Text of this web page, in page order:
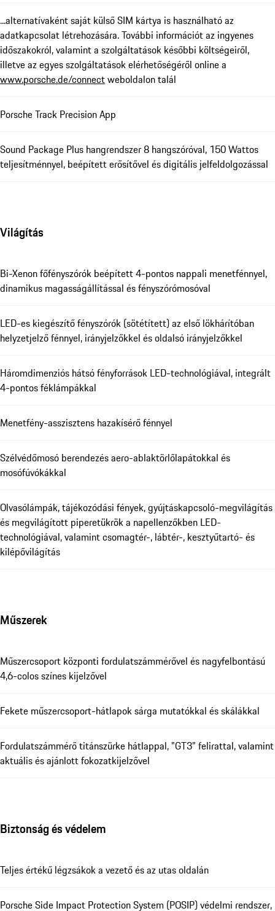
...alternatívaként saját külső SIM kártya is használható az
adatkapcsolat létrehozására. További információt az ingyenes
időszakokról, valamint a szolgáltatások későbbi költségeiről,
illetve az egyes szolgáltatások elérhetőségéről online a
www.porsche.de/connectweboldalon talál
Porsche Track Precision App
Sound Package Plus hangrendszer 8 hangszóróval, 150 Wattos
teljesítménnyel, beépített erősítővel és digitális jelfeldolgozással
Világítás
Bi-Xenon főfényszórók beépített 4-pontos nappali menetfénnyel,
dinamikus magasságállítással és fényszórómosóval
LED-es kiegészítő fényszórók (sötétített) az első lökhárítóban
helyzetjelző fénnyel, irányjelzőkkel és oldalsó irányjelzőkkel
Háromdimenziós hátsó fényforrások LED-technológiával, integrált
4-pontos féklámpákkal
Menetfény-asszisztens hazakísérő fénnyel
Szélvédőmosó berendezés aero-ablaktörlőlapátokkal és
mosófúvókákkal
Olvasólámpák, tájékozódási fények, gyújtáskapcsoló-megvilágítás
és megvilágított piperetükrök a napellenzőkben LED-
technológiával, valamint csomagtér-, lábtér-, kesztyűtartó- és
kilépővilágítás
Műszerek
Műszercsoport központi fordulatszámmérővel és nagyfelbontású
4,6-colos színes kijelzővel
Fekete műszercsoport-hátlapok sárga mutatókkal és skálákkal
Fordulatszámmérő titánszürke hátlappal, "GT3" felirattal, valamint
aktuális és ajánlott fokozatkijelzővel
Biztonság és védelem
Teljes értékű légzsákok a vezető és az utas oldalán
Porsche Side Impact Protection System (POSIP) védelmi rendszer,